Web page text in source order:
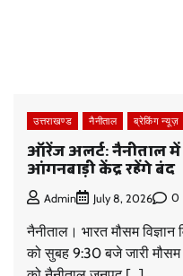
उत्तराखण्ड नैनीताल ब्रेकिंग न्यूज़
ऑरेंज अलर्ट: नैनीताल
आंगनबाड़ी केंद्र रहेंगे बंद
Admin July 8, 2026 0
नैनीताल। भारत मौसम विज्ञान
को सुबह 9:30 बजे जारी मौसम